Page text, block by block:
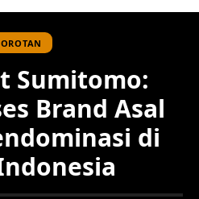
Sumitomo:
Brand Asal
di